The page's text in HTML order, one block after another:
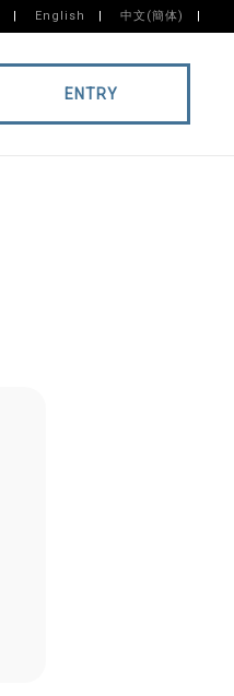
English 中文(簡体)
ENTRY